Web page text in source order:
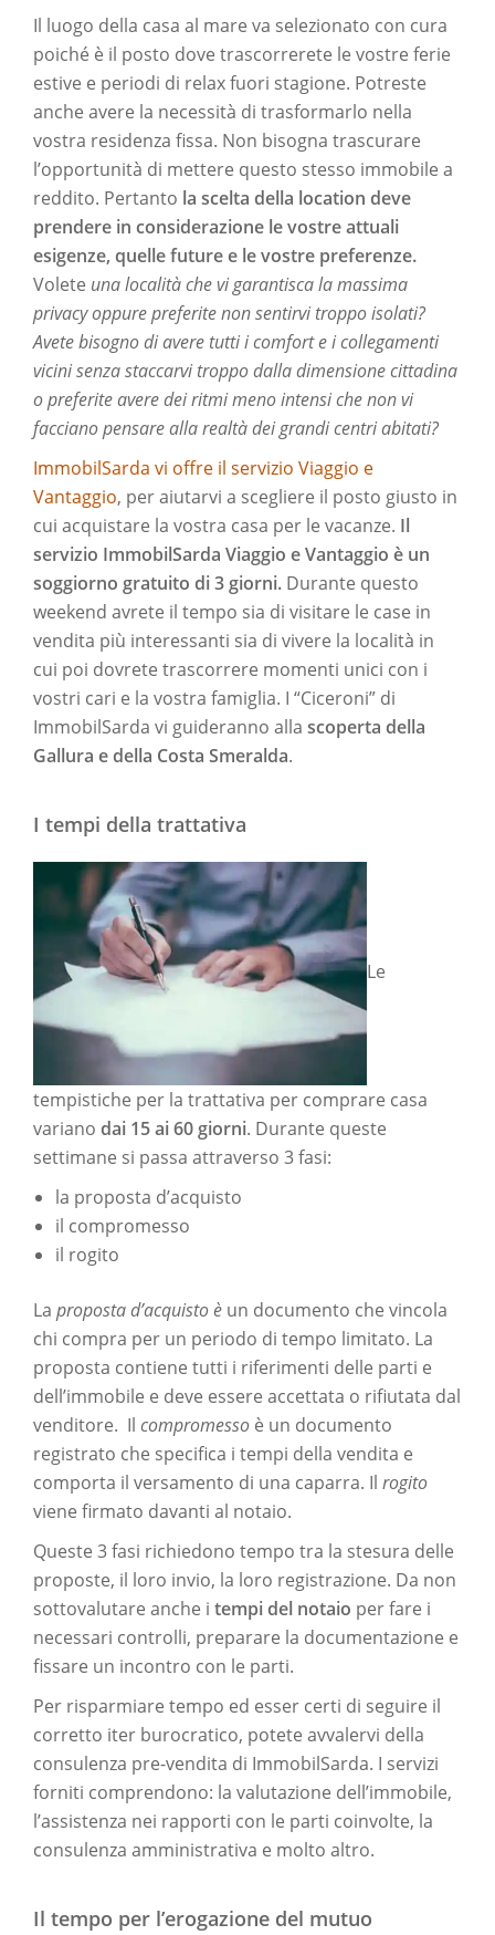
Il luogo della casa al mare va selezionato con cura
poiché è il posto dove trascorrerete le vostre ferie
estive e periodi di relax fuori stagione. Potreste
anche avere la necessità di trasformarlo nella
vostra residenza fissa. Non bisogna trascurare
l’opportunità di mettere questo stesso immobile a
reddito. Pertanto la scelta della location deve
prendere in considerazione le vostre attuali
esigenze, quelle future e le vostre preferenze.
Volete una località che vi garantisca la massima
privacy oppure preferite non sentirvi troppo isolati?
Avete bisogno di avere tutti i comfort e i collegamenti
vicini senza staccarvi troppo dalla dimensione cittadina
o preferite avere dei ritmi meno intensi che non vi
facciano pensare alla realtà dei grandi centri abitati?
ImmobilSarda vi offre il servizio Viaggio e
Vantaggio, per aiutarvi a scegliere il posto giusto in
cui acquistare la vostra casa per le vacanze. Il
servizio ImmobilSarda Viaggio e Vantaggio è un
soggiorno gratuito di 3 giorni. Durante questo
weekend avrete il tempo sia di visitare le case in
vendita più interessanti sia di vivere la località in
cui poi dovrete trascorrere momenti unici con i
vostri cari e la vostra famiglia. I “Ciceroni” di
ImmobilSarda vi guideranno alla scoperta della
Gallura e della Costa Smeralda.
I tempi della trattativa
Le
tempistiche per la trattativa per comprare casa
variano dai 15 ai 60 giorni. Durante queste
settimane si passa attraverso 3 fasi:
la proposta d’acquisto
il compromesso
il rogito
La proposta d’acquisto è un documento che vincola
chi compra per un periodo di tempo limitato. La
proposta contiene tutti i riferimenti delle parti e
dell’immobile e deve essere accettata o rifiutata dal
venditore. Il compromesso è un documento
registrato che specifica i tempi della vendita e
comporta il versamento di una caparra. Il rogito
viene firmato davanti al notaio.
Queste 3 fasi richiedono tempo tra la stesura delle
proposte, il loro invio, la loro registrazione. Da non
sottovalutare anche i tempi del notaio per fare i
necessari controlli, preparare la documentazione e
fissare un incontro con le parti.
Per risparmiare tempo ed esser certi di seguire il
corretto iter burocratico, potete avvalervi della
consulenza pre-vendita di ImmobilSarda. I servizi
forniti comprendono: la valutazione dell’immobile,
l’assistenza nei rapporti con le parti coinvolte, la
consulenza amministrativa e molto altro.
Il tempo per l’erogazione del mutuo